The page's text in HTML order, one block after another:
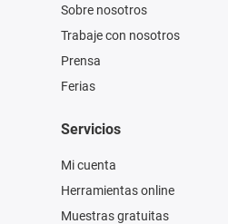
Sobre nosotros
Trabaje con nosotros
Prensa
Ferias
Servicios
Mi cuenta
Herramientas online
Muestras gratuitas